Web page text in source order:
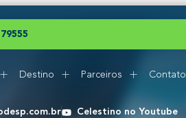
79555
Destino Parceiros Contato
Celestino no Youtube